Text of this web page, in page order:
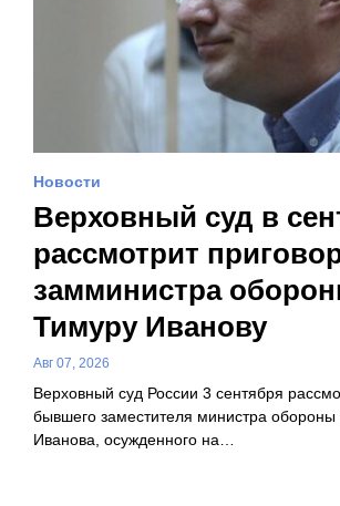
Новости
Верховный суд в
рассмотрит
замминистра
Тимуру Иванову
Авг 07, 2026
Верховный суд России 3 сентября
бывшего заместителя министра
Иванова, осужденного на…